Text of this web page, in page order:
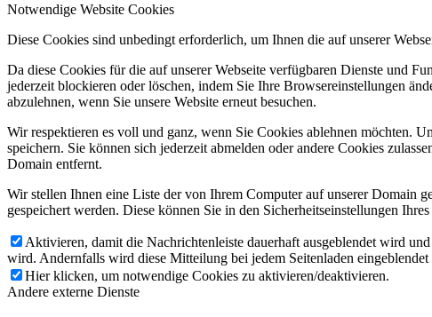
Notwendige Website Cookies
Diese Cookies sind unbedingt erforderlich, um Ihnen die auf unserer
Da diese Cookies für die auf unserer Webseite verfügbaren Dienste und
jederzeit blockieren oder löschen, indem Sie Ihre Browsereinstellungen
abzulehnen, wenn Sie unsere Website erneut besuchen.
Wir respektieren es voll und ganz, wenn Sie Cookies ablehnen möchten.
speichern. Sie können sich jederzeit abmelden oder andere Cookies
Domain entfernt.
Wir stellen Ihnen eine Liste der von Ihrem Computer auf unserer Domain
gespeichert werden. Diese können Sie in den Sicherheitseinstellungen
Aktivieren, damit die Nachrichtenleiste dauerhaft ausgeblendet wird
wird. Andernfalls wird diese Mitteilung bei jedem Seitenladen eingeblendet
Hier klicken, um notwendige Cookies zu aktivieren/deaktivieren.
Andere externe Dienste